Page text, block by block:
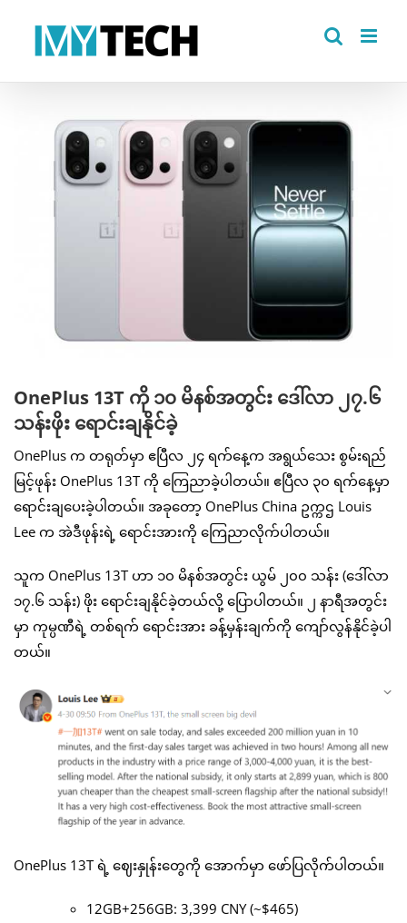
OnePlus 13T ကို ၁၀ မိနစ်အတွင်း ဒေါ်လာ ၂၇.၆
သန်းဖိုး ရောင်းချနိုင်ခဲ့
OnePlus က တရုတ်မှာ ဧပြီလ ၂၄ ရက်နေ့က အရွယ်သေး စွမ်းရည်
မြင့်ဖုန်း OnePlus 13T ကို ကြေညာခဲ့ပါတယ်။ ဧပြီလ ၃၀ ရက်နေ့မှာ
ရောင်းချပေးခဲ့ပါတယ်။ အခုတော့ OnePlus China ဥက္ကဌ Louis
Lee က အဲဒီဖုန်းရဲ့ ရောင်းအားကို ကြေညာလိုက်ပါတယ်။
သူက OnePlus 13T ဟာ ၁၀ မိနစ်အတွင်း ယွမ် ၂၀၀ သန်း (ဒေါ်လာ
၁၇.၆ သန်း) ဖိုး ရောင်းချနိုင်ခဲ့တယ်လို့ ပြောပါတယ်။ ၂ နာရီအတွင်း
မှာ ကုမ္ပဏီရဲ့ တစ်ရက် ရောင်းအား ခန့်မှန်းချက်ကို ကျော်လွန်နိုင်ခဲ့ပါ
တယ်။
OnePlus 13T ရဲ့ ဈေးနှုန်းတွေကို အောက်မှာ ဖော်ပြလိုက်ပါတယ်။
12GB+256GB: 3,399 CNY (~$465)